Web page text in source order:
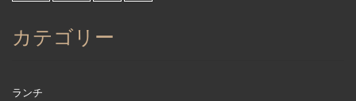
カテゴリー
ランチ